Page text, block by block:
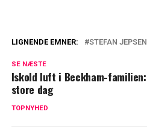
livsforandrende
ord på
'Hårdere end han
LIGNENDE EMNER: STEFAN JEPSEN
SE NÆSTE
Iskold luft i Beckham-
store dag
TOPNYHED